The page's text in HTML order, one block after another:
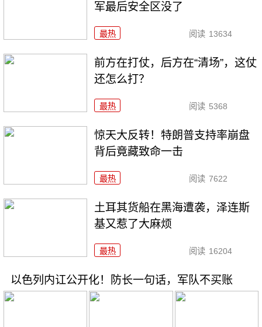
军最后安全区没了
最热 阅读 13634
前方在打仗，后方在“清场”，这仗
还怎么打？
最热 阅读 5368
惊天大反转！特朗普支持率崩盘
背后竟藏致命一击
最热 阅读 7622
土耳其货船在黑海遭袭，泽连斯
基又惹了大麻烦
最热 阅读 16204
以色列内讧公开化！防长一句话，军队不买账